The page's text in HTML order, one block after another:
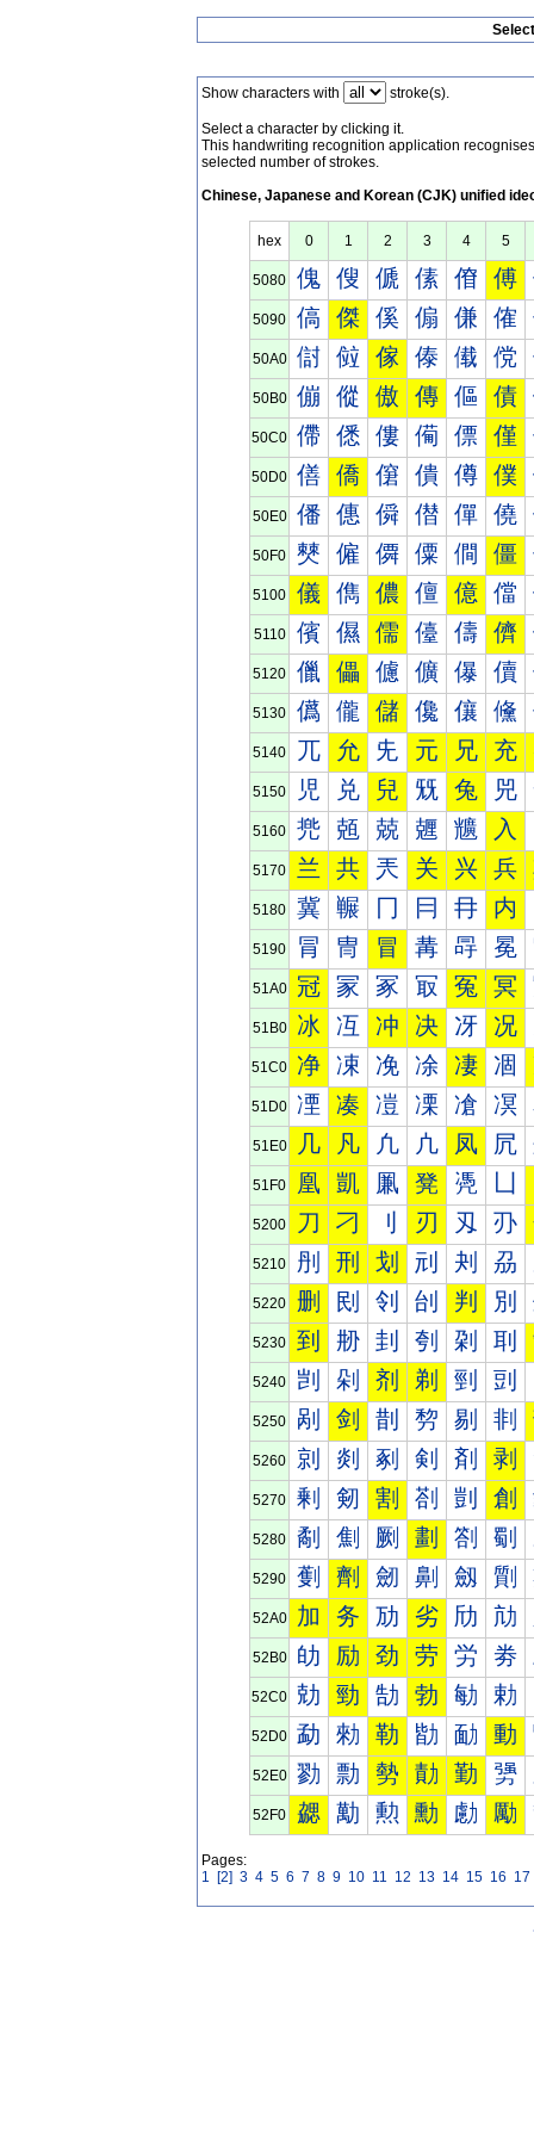
Show characters with stroke(s).
Select a character by clicking it.
This handwriting recognition application
selected number of strokes.
Chinese, Japanese and Korean (CJK) unified
hex 0 1 2 3 4 5
5080 傀 傁 傂 傃 傄 傅
5090 傐 傑 傒 傓 傔 傕
50A0 傠 傡 傢 傣 傤 傥
50B0 傰 傱 傲 傳 傴 債
50C0 僀 僁 僂 僃 僄 僅
50D0 僐 僑 僒 僓 僔 僕
50E0 僠 僡 僢 僣 僤 僥
50F0 僰 僱 僲 僳 僴 僵
5100 儀 儁 儂 儃 億 儅
5110 儐 儑 儒 儓 儔 儕
5120 儠 儡 儢 儣 儤 儥
5130 儰 儱 儲 儳 儴 儵
5140 兀 允 兂 元 兄 充
5150 児 兑 兒 兓 兔 兕
5160 兠 兡 兢 兣 兤 入
5170 兰 共 兲 关 兴 兵
5180 冀 冁 冂 冃 冄 内
5190 冐 冑 冒 冓 冔 冕
51A0 冠 冡 冢 冣 冤 冥
51B0 冰 冱 冲 决 冴 况
51C0 净 凁 凂 凃 凄 凅
51D0 凐 凑 凒 凓 凔 凕
51E0 几 凡 凢 凣 凤 凥
51F0 凰 凱 凲 凳 凴
5200 刀 刁 刂 刃 刄 刅
5210 刐 刑 划 刓 刔 刕
5220 删 刡 刢 刣 判 別
5230 到 刱 刲 刳 刴 刵
5240 剀 剁 剂 剃 剄 剅
5250 剐 剑 剒 剓 剔 剕
5260 剠 剡 剢 剣 剤 剥
5270 剰 剱 割 剳 剴 創
5280 劀 劁 劂 劃 劄 劅
5290 劐 劑 劒 劓 劔 劕
52A0 加 务 劢 劣 劤 劥
52B0 劰 励 劲 劳 労 劵
52C0 勀 勁 勂 勃 勄 勅
52D0 勐 勑 勒 勓 勔 動
52E0 勠 勡 勢 勣 勤 勥
52F0 勰 勱 勲 勳 勴 勵
Pages:
1 [2] 3 4 5 6 7 8 9 10 11 12 13 14 15 16 17